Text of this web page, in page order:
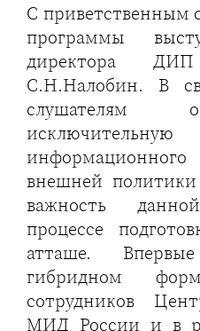
С приветственным
программы
директора
С.Н.Налобин. В
слушателям
внешней
важность
процессе
атташе.
гибридном
сотрудников
МИД России и в